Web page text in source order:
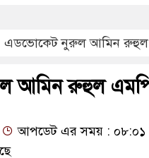
এডভোকেট নুরুল আমিন রুহুল
রুহুল এমপি
আপডেট এর সময় : ০৮:০১